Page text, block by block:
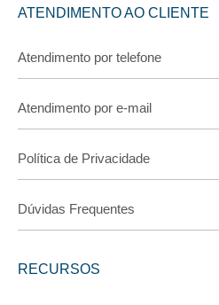
ATENDIMENTO AO CLIENTE
Atendimento por telefone
Atendimento por e-mail
Política de Privacidade
Dúvidas Frequentes
RECURSOS